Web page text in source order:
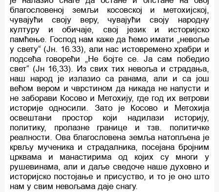
благословеној земљи косовској и метохијској,
чувајући своју веру, чувајући своју народну
културу и обичаје, свој језик и историјско
памћење. Господ нам каже да ћемо имати „невоље
у свету“ (Јн. 16.33), али нас истовремено храбри и
подсећа говорећи „Не бојте се. Ја сам победио
свет“ (Јн 16,33). Из свих тих невоља и страдања,
наш народ је излазио са ранама, али и са још
већом вером и чврстином да никада не напусти и
не заборави Косово и Метохију, где год их ветрови
историје односили. Зато је Косово и Метохија
освештани простор који надилази историју,
политику, пролазне границе и тзв. политичке
реалности. Ова благословена земља натопљена је
крвљу мученика и страдалника, посејана бројним
црквама и манастирима од којих су многи у
рушевинама, али и даље сведоче наше духовно и
историјско постојање и присуство, и то је оно што
нам у свим невољама даје снагу.